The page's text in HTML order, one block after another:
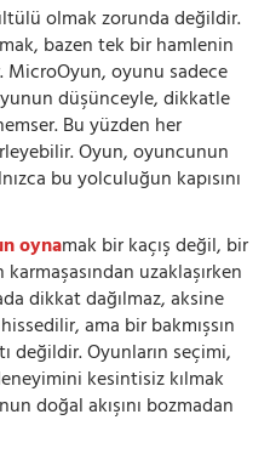
olmak zorunda değildir.
bazen tek bir hamlenin
oyunu sadece
düşünceyle, dikkatle
Bu yüzden her
Oyun, oyuncunun
bu yolculuğun kapısını
oynamak bir kaçış değil, bir
uzaklaşırken
dikkat dağılmaz, aksine
ama bir bakmışsın
değildir. Oyunların seçimi,
kesintisiz kılmak
doğal akışını bozmadan